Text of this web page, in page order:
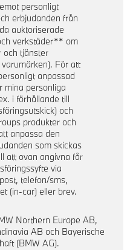
personligt
erbjudanden från
auktoriserade
verkstäder** om
och tjänster
För att
anpassad
mina personliga
i förhållande till
och
produkter och
anpassa den
som skickas
att ovan angivna får
via
telefon/sms,
(in-car) eller brev.
Northern Europe AB,
AB och Bayerische
(BMW AG).